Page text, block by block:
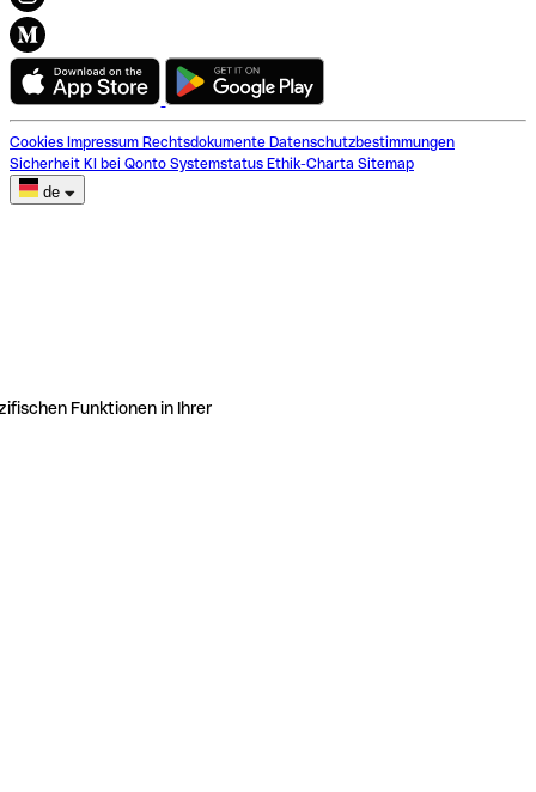
Cookies Impressum Rechtsdokumente Datenschutzbestimmungen
Sicherheit KI bei Qonto Systemstatus Ethik-Charta Sitemap
de
Funktionen in Ihrer